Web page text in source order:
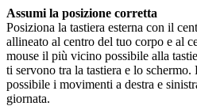
Assumi la posizione corretta
Posiziona la tastiera esterna con il
allineato al centro del tuo corpo e al
mouse il più vicino possibile alla
ti servono tra la tastiera e lo
possibile i movimenti a destra e
giornata.